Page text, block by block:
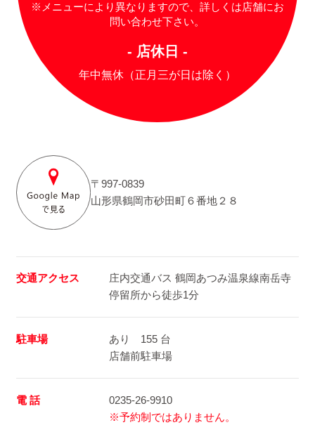
※メニューにより異なりますので、詳しくは店舗にお
問い合わせ下さい。
- 店休日 -
年中無休（正月三が日は除く）
〒997-0839
山形県鶴岡市砂田町６番地２８
交通アクセス
庄内交通バス 鶴岡あつみ温泉線南岳寺
停留所から徒歩1分
駐車場
あり 155 台
店舗前駐車場
電 話
0235-26-9910
※予約制ではありません。